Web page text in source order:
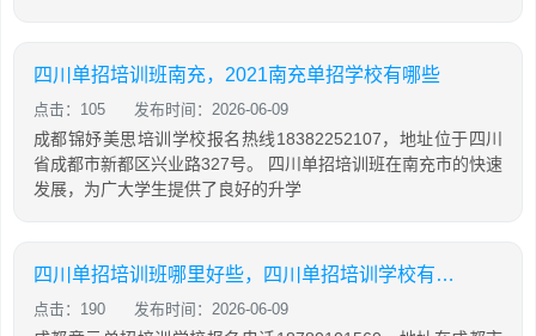
四川单招培训班南充，2021南充单招学校有哪些
点击：105 发布时间：2026-06-09
成都锦妤美思培训学校报名热线18382252107，地址位于四川
省成都市新都区兴业路327号。 四川单招培训班在南充市的快速
发展，为广大学生提供了良好的升学
四川单招培训班哪里好些，四川单招培训学校有哪些
点击：190 发布时间：2026-06-09